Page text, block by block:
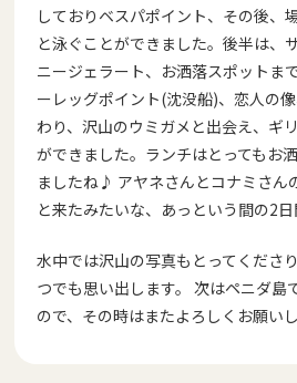
しておりベスパポイント、その後、
と泳ぐことができました。後半は、
ニージェラート、お洒落スポットま
ーレッグポイント(沈没船)、恋人の
わり、沢山のウミガメと出会え、ギ
ができました。ランチはとってもお
ましたね♪ アヤネさんとコナミさん
と来たみたいな、あっという間の2日
水中では沢山の写真もとってくださ
つでも思い出します。 次はペニダ島
ので、その時はまたよろしくお願いし